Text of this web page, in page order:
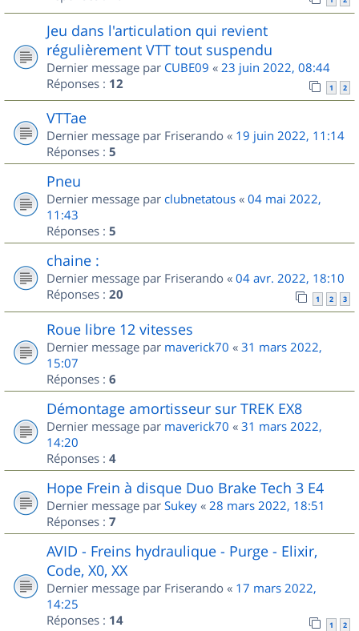
Jeu dans l'articulation qui revient
régulièrement VTT tout suspendu
Dernier message par CUBE09 « 23 juin 2022, 08:44
Réponses : 12 1 2
VTTae
Dernier message par Friserando « 19 juin 2022, 11:14
Réponses : 5
Pneu
Dernier message par clubnetatous « 04 mai 2022,
11:43
Réponses : 5
chaine :
Dernier message par Friserando « 04 avr. 2022, 18:10
Réponses : 20 1 2 3
Roue libre 12 vitesses
Dernier message par maverick70 « 31 mars 2022,
15:07
Réponses : 6
Démontage amortisseur sur TREK EX8
Dernier message par maverick70 « 31 mars 2022,
14:20
Réponses : 4
Hope Frein à disque Duo Brake Tech 3 E4
Dernier message par Sukey « 28 mars 2022, 18:51
Réponses : 7
AVID - Freins hydraulique - Purge - Elixir,
Code, X0, XX
Dernier message par Friserando « 17 mars 2022,
14:25
Réponses : 14 1 2